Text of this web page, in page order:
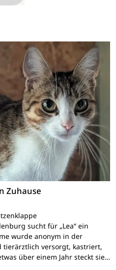
Zuhause
sucht für „Lea“ ein
wurde anonym in der
tierärztlich versorgt, kastriert,
über einem Jahr steckt sie…